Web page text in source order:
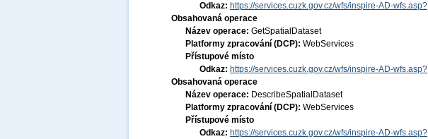
Odkaz: https://services.cuzk.gov.cz/wfs/inspire-AD-wfs.asp?
Obsahovaná operace
Název operace: GetSpatialDataset
Platformy zpracování (DCP): WebServices
Přístupové místo
Odkaz: https://services.cuzk.gov.cz/wfs/inspire-AD-wfs.asp?
Obsahovaná operace
Název operace: DescribeSpatialDataset
Platformy zpracování (DCP): WebServices
Přístupové místo
Odkaz: https://services.cuzk.gov.cz/wfs/inspire-AD-wfs.asp?